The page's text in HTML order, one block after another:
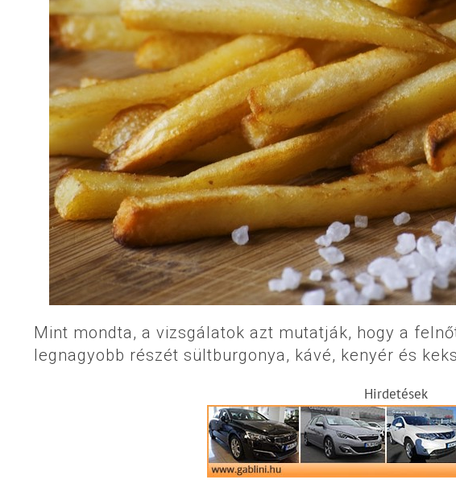
Mint mondta, a vizsgálatok azt mutatják, hogy a
legnagyobb részét sültburgonya, kávé, kenyér és
Hirdetések